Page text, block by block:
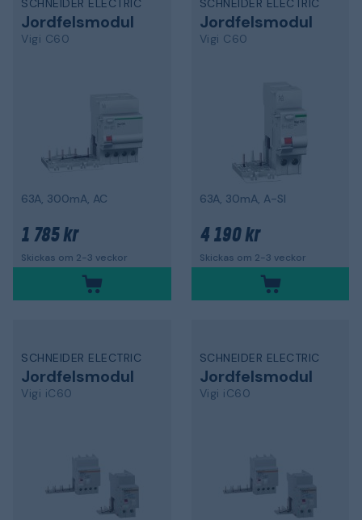
SCHNEIDER ELECTRIC
Jordfelsmodul
Vigi C60
63A, 300mA, AC
1 785 kr
Skickas om 2-3 veckor
SCHNEIDER ELECTRIC
Jordfelsmodul
Vigi C60
63A, 30mA, A-SI
4 190 kr
Skickas om 2-3 veckor
SCHNEIDER ELECTRIC
Jordfelsmodul
Vigi iC60
SCHNEIDER ELECTRIC
Jordfelsmodul
Vigi iC60